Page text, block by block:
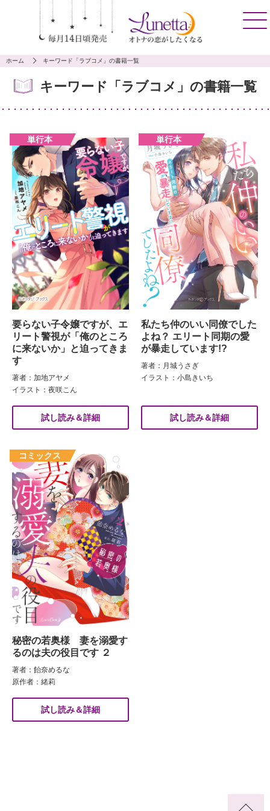
ホーム キーワード「ラブコメ」の書籍一覧
キーワード「ラブコメ」の書籍一覧
要らない子令嬢ですが、エ
リート警視が「俺のところ
に来ないか」と迫ってきま
す
著者：加地アヤメ
イラスト：夜咲こん
試し読み＆詳細
私たち仲のいい同僚でした
よね？ エリート同期の愛
が暴走しています!?
著者：月城うさぎ
イラスト：小島きいち
試し読み＆詳細
秘密の若奥様 妻を溺愛す
るのは夫の役目です ２
著者：飴奈めるな
原作者：緒莉
試し読み＆詳細